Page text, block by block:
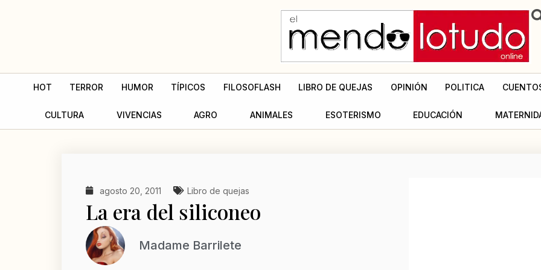
HOT TERROR HUMOR TÍPICOS FILOSOFLASH LIBRO DE QUEJAS OPINIÓN POLITICA
CULTURA VIVENCIAS AGRO ANIMALES ESOTERISMO EDUCACIÓN
agosto 20, 2011 Libro de quejas
La era del siliconeo
Madame Barrilete